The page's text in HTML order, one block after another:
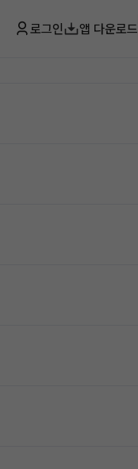
로그인 앱 다운로드